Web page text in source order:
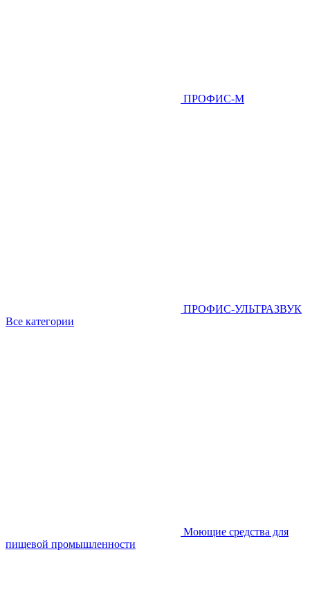
ПРОФИС-М
ПРОФИС-УЛЬТРАЗВУК
Все категории
Моющие средства для
пищевой промышленности